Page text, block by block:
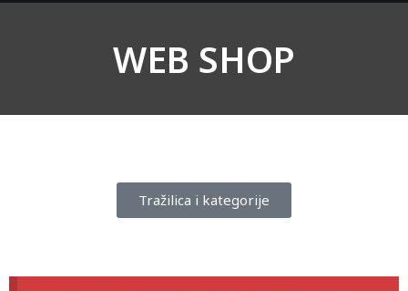
WEB SHOP
Tražilica i kategorije